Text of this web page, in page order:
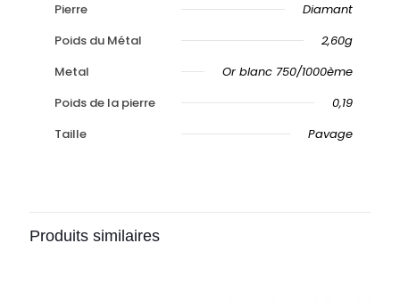
Pierre
Diamant
Poids du Métal
2,60g
Metal
Or blanc 750/1000ème
Poids de la pierre
0,19
Taille
Pavage
Produits similaires